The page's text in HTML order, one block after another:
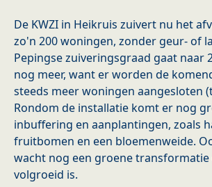
De KWZI in Heikruis zuivert nu het
zo'n 200 woningen, zonder geur- of
Pepingse zuiveringsgraad gaat naar
nog meer, want er worden de
steeds meer woningen aangesloten
Rondom de installatie komt er nog
inbuffering en aanplantingen, zoals
fruitbomen en een bloemenweide.
wacht nog een groene
volgroeid is.